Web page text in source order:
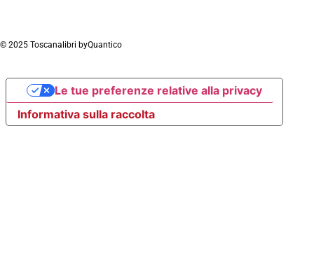
© 2025 Toscanalibri byQuantico
Informativa sulla raccolta
Le tue preferenze relative alla privacy